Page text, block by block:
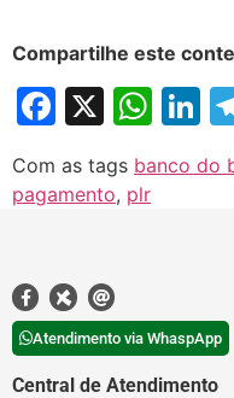
Compartilhe este
Facebook
X
Com as tags banco do
pagamento, plr
Atendimento via WhaspApp
Central de Atendimento